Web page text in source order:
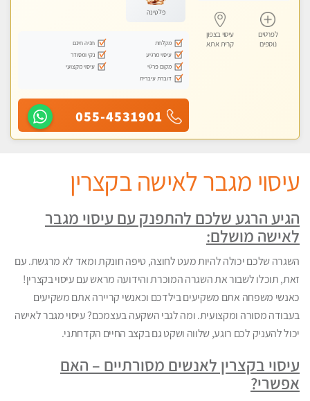
לפרטים
נוספים
עיסוי בצפון
קרית אתא
פלטינה
מקלחת
חניה חינם
עיסוי מרגיע
נקי ומסודר
מקום פרטי
עיסוי מקצועי
דוברת עיברית
055-4531901
עיסוי מגבר לאישה בקצרין
הגיע הרגע שלכם להתפנק עם עיסוי מגבר
לאישה מושלם:
השגרה שלכם יכולה להיות מעט לחוצה, טיפה חונקת ומאד לא מרגשת. עם
זאת, תוכלו לשבור את השגרה המוכרת והידועה מראש עם עיסוי בקצרין!
כאנשי משפחה אתם משקיעים בילדכם וכאנשי קריירה אתם משקיעים
בעבודה מסורה ומקצועית. ומה לגבי השקעה בעצמכם? עיסוי מגבר לאישה
יכול להעניק לכם רוגע, שלווה ושקט גם בקצב החיים הקדחתני.
עיסוי בקצרין לאנשים מסורתיים – האם
אפשרי?